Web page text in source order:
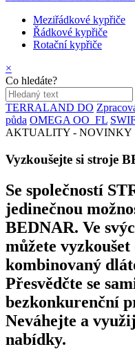
Meziřádkové kypřiče
Řádkové kypřiče
Rotační kypřiče
×
Co hledáte?
TERRALAND DO
půda OMEGA OO_FL
AKTUALITY - NOVINKY
Vyzkoušejte si stroje
Se společností
jedinečnou
BEDNAR. Ve
můžete
kombinovaný
Přesvědčte se
bezkonkurenční
Neváhejte a
nabídky.